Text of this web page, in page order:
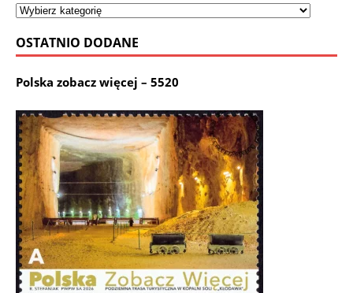
OSTATNIO DODANE
Polska zobacz więcej – 5520